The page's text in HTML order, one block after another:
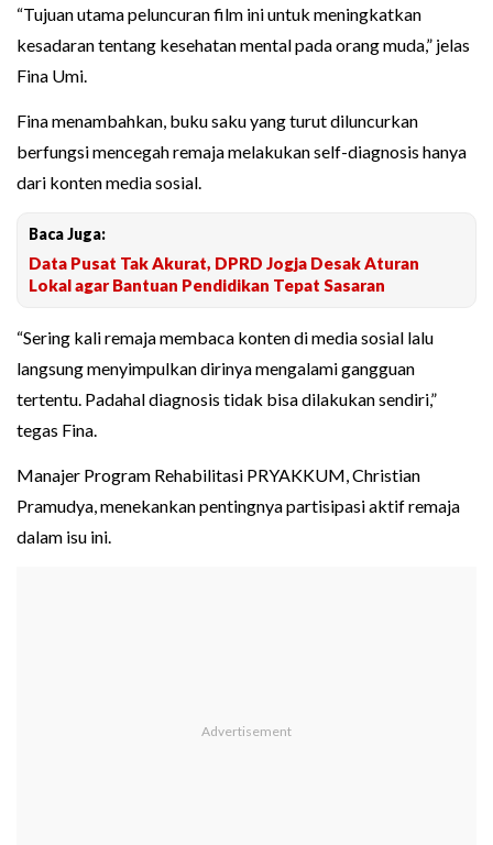
“Tujuan utama peluncuran film ini untuk meningkatkan
kesadaran tentang kesehatan mental pada orang muda,” jelas
Fina Umi.
Fina menambahkan, buku saku yang turut diluncurkan
berfungsi mencegah remaja melakukan self-diagnosis hanya
dari konten media sosial.
Baca Juga:
Data Pusat Tak Akurat, DPRD Jogja Desak Aturan
Lokal agar Bantuan Pendidikan Tepat Sasaran
“Sering kali remaja membaca konten di media sosial lalu
langsung menyimpulkan dirinya mengalami gangguan
tertentu. Padahal diagnosis tidak bisa dilakukan sendiri,”
tegas Fina.
Manajer Program Rehabilitasi PRYAKKUM, Christian
Pramudya, menekankan pentingnya partisipasi aktif remaja
dalam isu ini.